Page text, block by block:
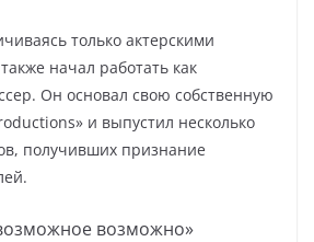
только актерскими
начал работать как
Он основал свою собственную
и выпустил несколько
получивших признание
возможно»